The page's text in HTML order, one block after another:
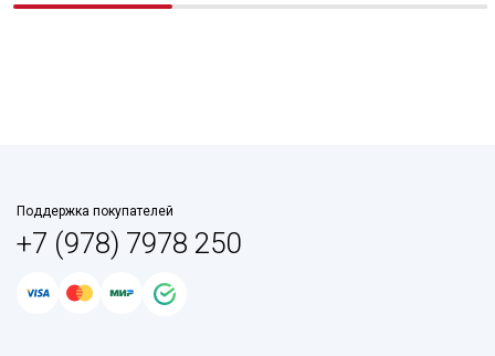
Поддержка покупателей
+7 (978) 7978 250